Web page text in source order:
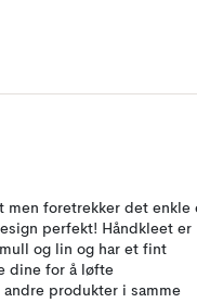
men foretrekker det enkle
perfekt! Håndkleet er
og lin og har et fint
dine for å løfte
produkter i samme